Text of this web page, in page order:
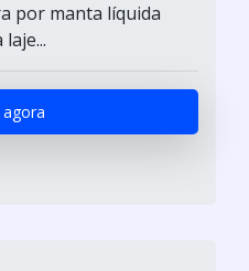
por manta líquida